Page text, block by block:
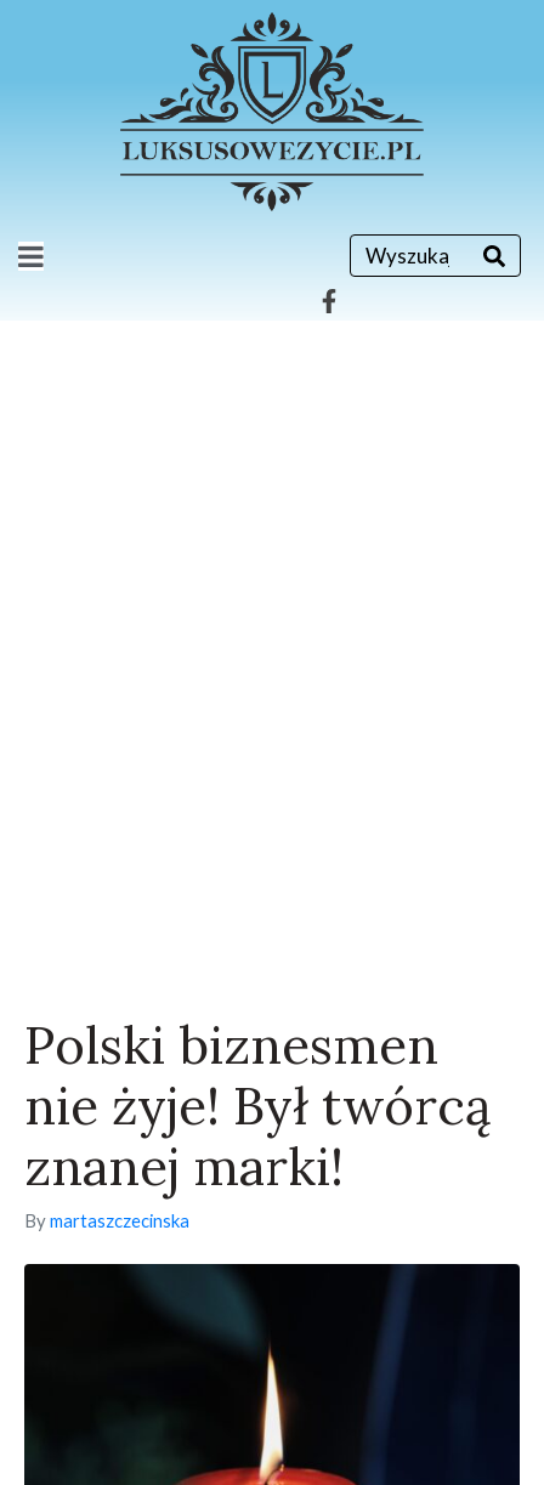
Polski biznesmen
nie żyje! Był twórcą
znanej marki!
Bymartaszczecinska